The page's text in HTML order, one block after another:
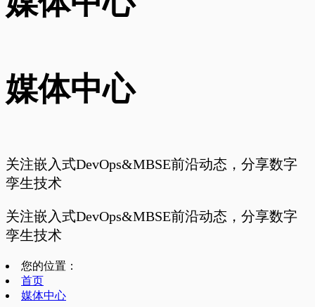
媒体中心
关注嵌入式DevOps&MBSE前沿动态，分享数字
孪生技术
关注嵌入式DevOps&MBSE前沿动态，分享数字
孪生技术
您的位置：
首页
媒体中心